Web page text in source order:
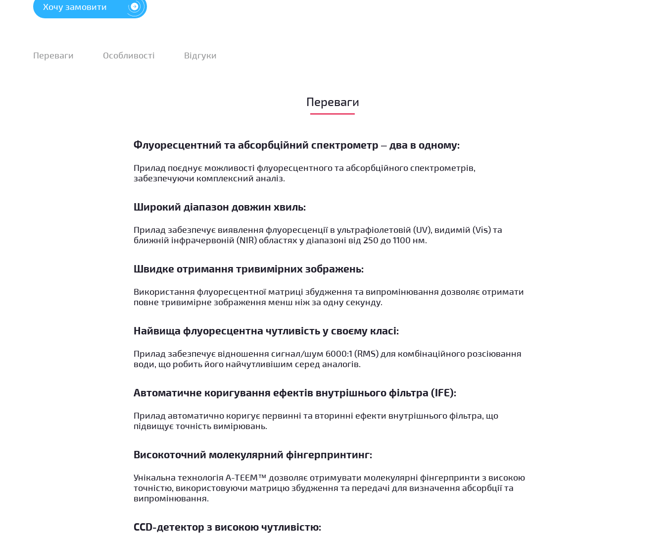
Хочу замовити
Переваги Особливості Відгуки
Переваги
Флуоресцентний та абсорбційний спектрометр – два в одному:
Прилад поєднує можливості флуоресцентного та абсорбційного спектрометрів,
забезпечуючи комплексний аналіз.
Широкий діапазон довжин хвиль:
Прилад забезпечує виявлення флуоресценції в ультрафіолетовій (UV), видимій (Vis) та
ближній інфрачервоній (NIR) областях у діапазоні від 250 до 1100 нм.
Швидке отримання тривимірних зображень:
Використання флуоресцентної матриці збудження та випромінювання дозволяє отримати
повне тривимірне зображення менш ніж за одну секунду.
Найвища флуоресцентна чутливість у своєму класі:
Прилад забезпечує відношення сигнал/шум 6000:1 (RMS) для комбінаційного розсіювання
води, що робить його найчутливішим серед аналогів.
Автоматичне коригування ефектів внутрішнього фільтра (IFE):
Прилад автоматично коригує первинні та вторинні ефекти внутрішнього фільтра, що
підвищує точність вимірювань.
Високоточний молекулярний фінгерпринтинг:
Унікальна технологія A-TEEM™ дозволяє отримувати молекулярні фінгерпринти з високою
точністю, використовуючи матрицю збудження та передачі для визначення абсорбції та
випромінювання.
CCD-детектор з високою чутливістю: